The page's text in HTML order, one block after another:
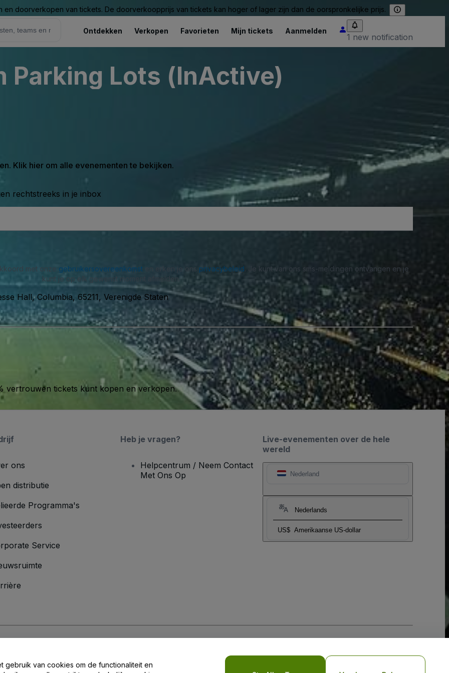
doorverkopen van tickets. De doorverkoopprijs van tickets kan hoger of lager zijn dan de oorspronkelijke prijs.
Ontdekken Verkopen Favorieten Mijn tickets Aanmelden
1 new notification
Parking Lots (InActive)
Klik hier om alle evenementen te bekijken.
rechtstreeks in je inbox
met onze gebruikersovereenkomst en erken je ons privacybeleid
. Je kunt van ons sms-meldingen ontvangen en je
kunt je op elk gewenst moment afmelden.
Hall, Columbia, 65211, Verenigde Staten
vertrouwen tickets kunt kopen en verkopen.
Live-evenementen over de hele
wereld
Nederland
Nederlands
US$ Amerikaanse US-dollar
ons
distributie
Programma's
Service
Heb je vragen?
Helpcentrum / Neem Contact
Met Ons Op
privacybeleid voor mobiel
gebruik van cookies om de functionaliteit en